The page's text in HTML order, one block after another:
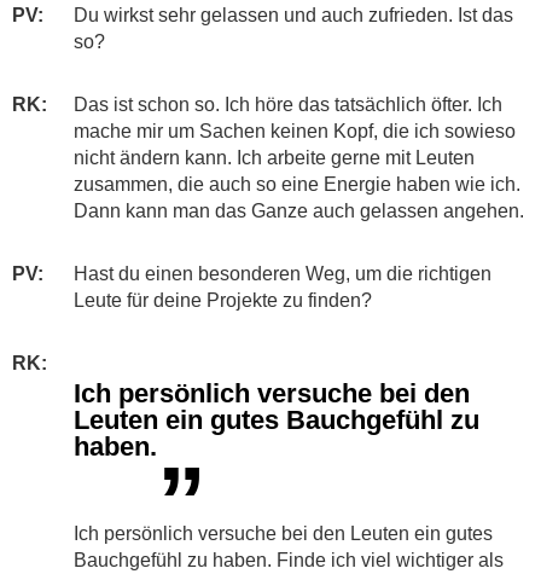
PV:
Du wirkst sehr gelassen und auch zufrieden. Ist das
so?
RK:
Das ist schon so. Ich höre das tatsächlich öfter. Ich
mache mir um Sachen keinen Kopf, die ich sowieso
nicht ändern kann. Ich arbeite gerne mit Leuten
zusammen, die auch so eine Energie haben wie ich.
Dann kann man das Ganze auch gelassen angehen.
PV:
Hast du einen besonderen Weg, um die richtigen
Leute für deine Projekte zu finden?
RK:
Ich persönlich versuche bei den
Leuten ein gutes Bauchgefühl zu
haben.”
Ich persönlich versuche bei den Leuten ein gutes
Bauchgefühl zu haben. Finde ich viel wichtiger als